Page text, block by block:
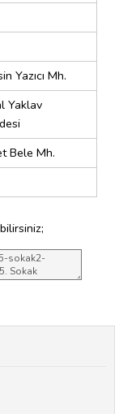
Yazıcı Mh.
Yaklav
Bele Mh.